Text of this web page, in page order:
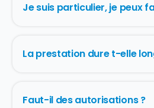
Je suis particulier, je peux
La prestation dure t-elle
Faut-il des autorisations ?